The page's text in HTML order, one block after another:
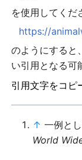
を使用してくだ
https://
のようにすると
い引用となる可
引用文字をコピ
↑ 一例とし
World